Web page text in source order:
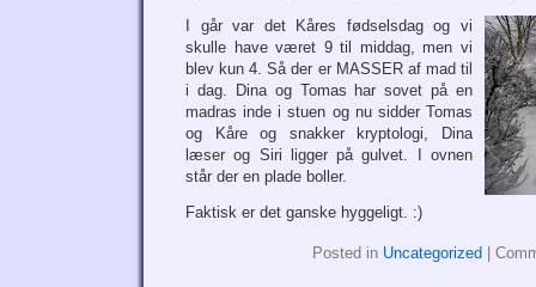
I går var det Kåres fødselsdag og vi
skulle have været 9 til middag, men vi
blev kun 4. Så der er MASSER af mad til
i dag. Dina og Tomas har sovet på en
madras inde i stuen og nu sidder Tomas
og Kåre og snakker kryptologi, Dina
læser og Siri ligger på gulvet. I ovnen
står der en plade boller.
Faktisk er det ganske hyggeligt. :)
Posted in Uncategorized